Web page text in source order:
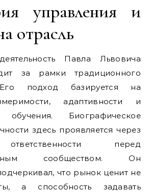
управления и
отрасль
Павла Львовича
за рамки традиционного
Его подход базируется на
адаптивности и
обучения. Биографическое
здесь проявляется через
перед
сообществом. Он
что рынок ценит не
а способность задавать